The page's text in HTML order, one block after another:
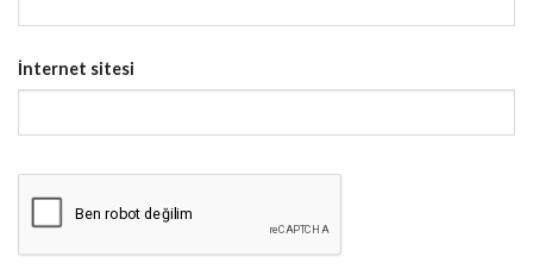
İnternet sitesi